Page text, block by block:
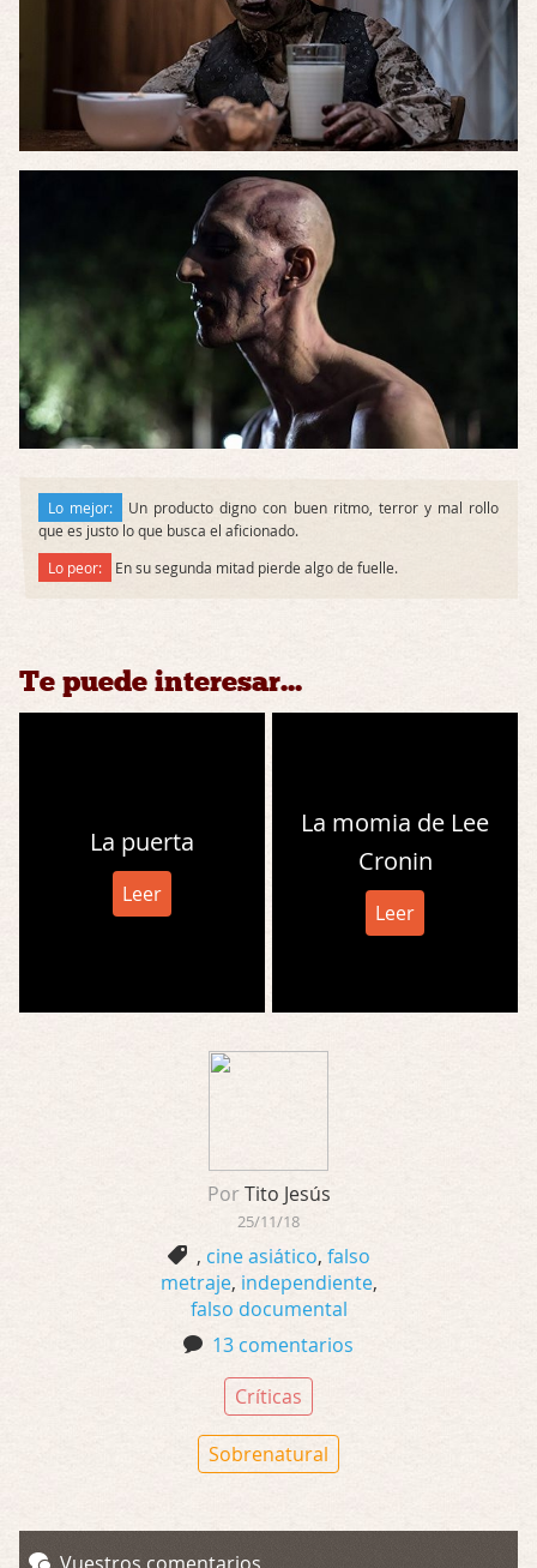
Lo mejor:
Un producto digno con buen ritmo, terror y mal rollo
que es justo lo que busca el aficionado.
Lo peor:
En su segunda mitad pierde algo de fuelle.
Te puede interesar...
La puerta
Leer
La momia de Lee
Cronin
Leer
PorTito Jesús
25/11/18
, cine asiático, falso
metraje, independiente,
falso documental
13 comentarios
Críticas
Sobrenatural